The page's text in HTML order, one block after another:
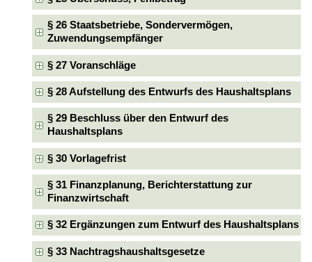
§ 26 Staatsbetriebe, Sondervermögen,
Zuwendungsempfänger
§ 27 Voranschläge
§ 28 Aufstellung des Entwurfs des Haushaltsplans
§ 29 Beschluss über den Entwurf des
Haushaltsplans
§ 30 Vorlagefrist
§ 31 Finanzplanung, Berichterstattung zur
Finanzwirtschaft
§ 32 Ergänzungen zum Entwurf des Haushaltsplans
§ 33 Nachtragshaushaltsgesetze